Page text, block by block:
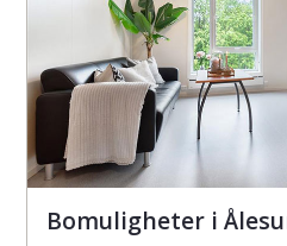
Bomuligheter i